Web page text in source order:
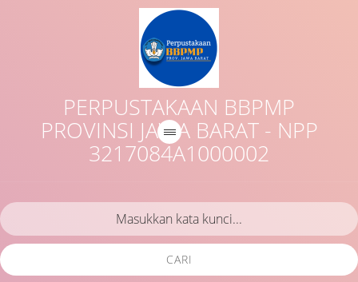
PERPUSTAKAAN BBPMP
PROVINSI JAWA BARAT - NPP
3217084A1000002
CARI